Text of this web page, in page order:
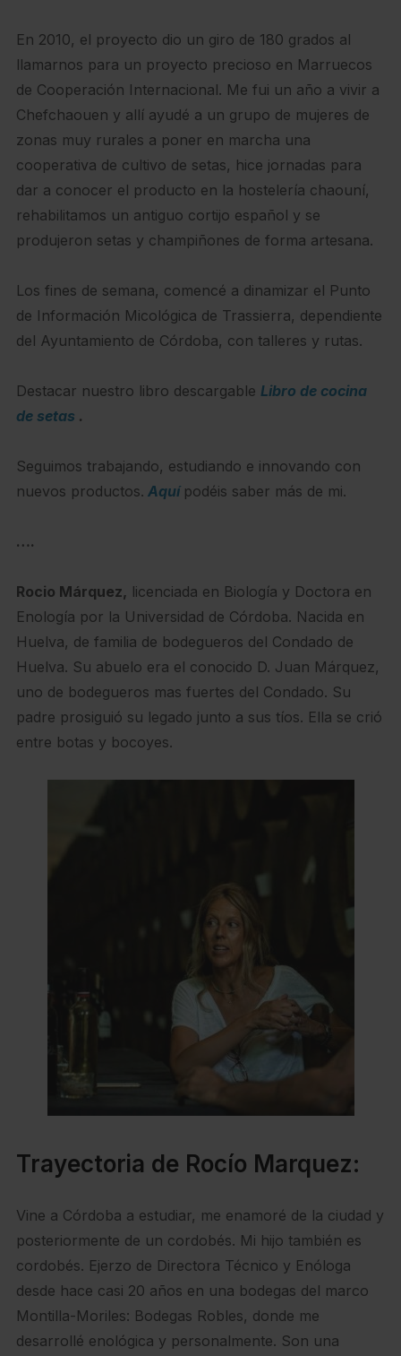
En 2010, el proyecto dio un giro de 180 grados al
llamarnos para un proyecto precioso en Marruecos
de Cooperación Internacional. Me fui un año a vivir a
Chefchaouen y allí ayudé a un grupo de mujeres de
zonas muy rurales a poner en marcha una
cooperativa de cultivo de setas, hice jornadas para
dar a conocer el producto en la hostelería chaouní,
rehabilitamos un antiguo cortijo español y se
produjeron setas y champiñones de forma artesana.
Los fines de semana, comencé a dinamizar el Punto
de Información Micológica de Trassierra, dependiente
del Ayuntamiento de Córdoba, con talleres y rutas.
Destacar nuestro libro descargable Libro de cocina
de setas .
Seguimos trabajando, estudiando e innovando con
nuevos productos. Aquí podéis saber más de mi.
….
Rocio Márquez, licenciada en Biología y Doctora en
Enología por la Universidad de Córdoba. Nacida en
Huelva, de familia de bodegueros del Condado de
Huelva. Su abuelo era el conocido D. Juan Márquez,
uno de bodegueros mas fuertes del Condado. Su
padre prosiguió su legado junto a sus tíos. Ella se crió
entre botas y bocoyes.
Trayectoria de Rocío Marquez:
Vine a Córdoba a estudiar, me enamoré de la ciudad y
posteriormente de un cordobés. Mi hijo también es
cordobés. Ejerzo de Directora Técnico y Enóloga
desde hace casi 20 años en una bodegas del marco
Montilla-Moriles: Bodegas Robles, donde me
desarrollé enológica y personalmente. Son una